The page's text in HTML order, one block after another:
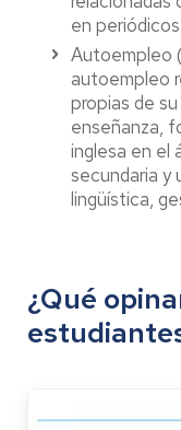
en
Autoempleo
autoempleo
propias de
enseñanza,
inglesa en el
secundaria y
lingüística,
¿Qué